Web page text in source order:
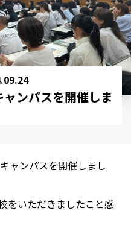
ャンパスを開催しま
ャンパスを開催しまし
をいただきましたこと感